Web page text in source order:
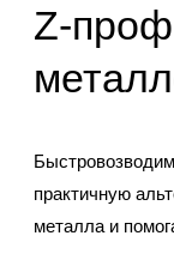
Z-
практичную
металла и